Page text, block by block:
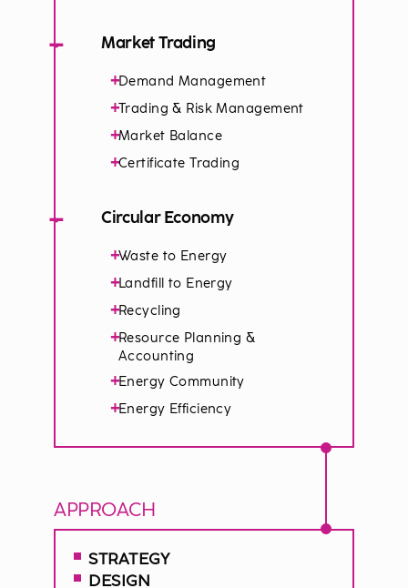
− Market Trading
+Demand Management
+Trading & Risk Management
+Market Balance
+Certificate Trading
− Circular Economy
+Waste to Energy
+Landfill to Energy
+Recycling
+Resource Planning &
Accounting
+Energy Community
+Energy Efficiency
APPROACH
STRATEGY
DESIGN